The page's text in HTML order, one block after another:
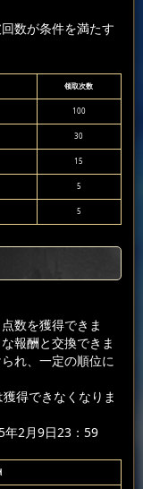
数が条件を満たす
领取次数
100
30
15
5
5
数を獲得できま
報酬と交換できま
れ、一定の順位に
得できなくなりま
年2月9日23：59